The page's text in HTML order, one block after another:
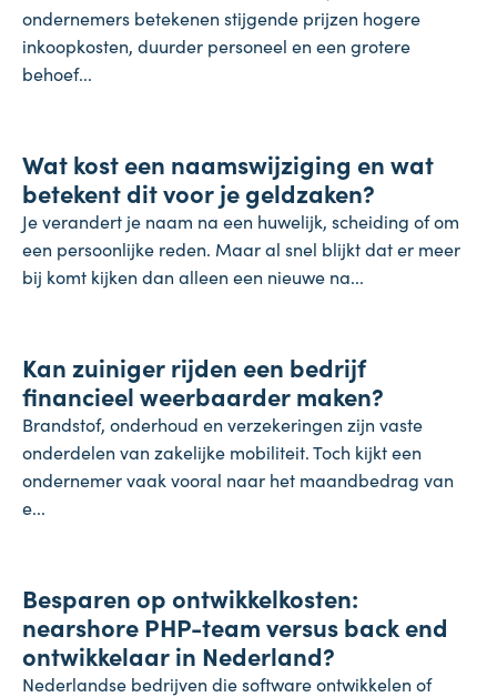
ondernemers betekenen stijgende prijzen hogere
inkoopkosten, duurder personeel en een grotere
behoef...
31 juli 2026
Wat kost een naamswijziging en wat
betekent dit voor je geldzaken?
Je verandert je naam na een huwelijk, scheiding of om
een persoonlijke reden. Maar al snel blijkt dat er meer
bij komt kijken dan alleen een nieuwe na...
28 juli 2026
Kan zuiniger rijden een bedrijf
financieel weerbaarder maken?
Brandstof, onderhoud en verzekeringen zijn vaste
onderdelen van zakelijke mobiliteit. Toch kijkt een
ondernemer vaak vooral naar het maandbedrag van
e...
24 juli 2026
Besparen op ontwikkelkosten:
nearshore PHP-team versus back end
ontwikkelaar in Nederland?
Nederlandse bedrijven die software ontwikkelen of